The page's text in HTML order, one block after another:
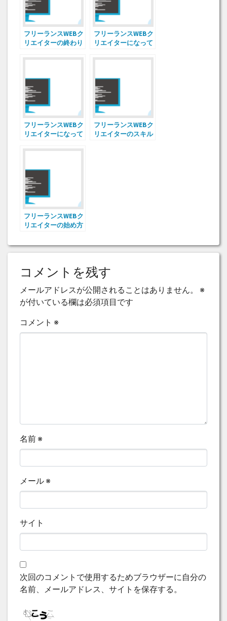
フリーランスWEBク
リエイターの終わり
フリーランスWEBク
リエイターになって
フリーランスWEBク
リエイターになって
フリーランスWEBク
リエイターのスキル
フリーランスWEBク
リエイターの始め方
コメントを残す
メールアドレスが公開されることはありません。
※
が付いている欄は必須項目です
コメント ※
名前 ※
メール ※
サイト
次回のコメントで使用するためブラウザーに自分の
名前、メールアドレス、サイトを保存する。